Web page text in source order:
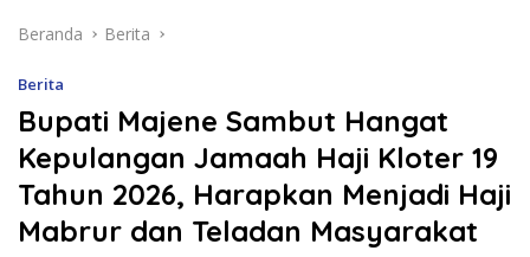
Beranda Berita
Berita
Bupati Majene Sambut Hangat
Kepulangan Jamaah Haji Kloter 19
Tahun 2026, Harapkan Menjadi Haji
Mabrur dan Teladan Masyarakat